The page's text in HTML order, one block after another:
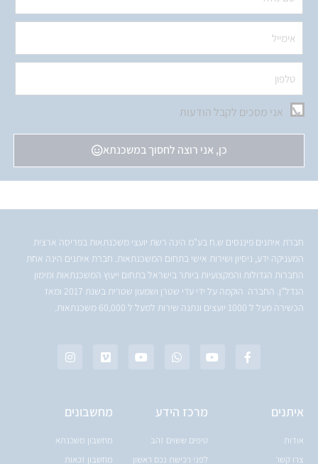
אני מסכים לקבל הודעות
כן, אני רוצה לחסוך במשכנתא
חברת איתנים פיננסים ש.ח בע"מ הינה רשת יועצי משכנתאות בפריסה ארצית
המעניקה ידע, ניסיון ושירות אישי בתחום המשכנתאות. חברת איתנים הינה אחת
החברות הגדולות והמקצועיות ביותר בישראל בתחום ייעוץ המשכנתאות ומימון
הנדל"ן. החברה הוקמה על ידי עדי שטרן ושמעון שטרית בשנת 2017 ומאז
הכשירה מעל ל 1000 יועצים ונתנה שירות למעל ל 60,000 משכנתאות.
איתנים
אודות
צרו קשר
מרכז הידע
טיפים ששוים זהב
לפני רכישת נכס ראשון
מחשבונים
מחשבון משכנתא
מחשבון זכאות